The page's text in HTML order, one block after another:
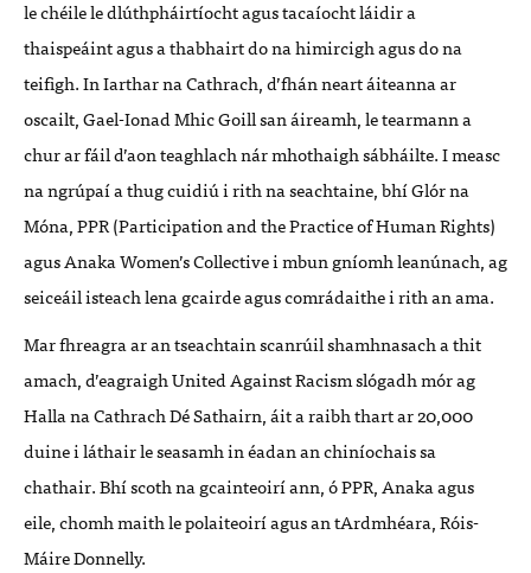
le chéile le dlúthpháirtíocht agus tacaíocht láidir a
thaispeáint agus a thabhairt do na himircigh agus do na
teifigh. In Iarthar na Cathrach, d’fhán neart áiteanna ar
oscailt, Gael-Ionad Mhic Goill san áireamh, le tearmann a
chur ar fáil d’aon teaghlach nár mhothaigh sábháilte. I measc
na ngrúpaí a thug cuidiú i rith na seachtaine, bhí Glór na
Móna, PPR (Participation and the Practice of Human Rights)
agus Anaka Women’s Collective i mbun gníomh leanúnach, ag
seiceáil isteach lena gcairde agus comrádaithe i rith an ama.
Mar fhreagra ar an tseachtain scanrúil shamhnasach a thit
amach, d’eagraigh United Against Racism slógadh mór ag
Halla na Cathrach Dé Sathairn, áit a raibh thart ar 20,000
duine i láthair le seasamh in éadan an chiníochais sa
chathair. Bhí scoth na gcainteoirí ann, ó PPR, Anaka agus
eile, chomh maith le polaiteoirí agus an tArdmhéara, Róis-
Máire Donnelly.